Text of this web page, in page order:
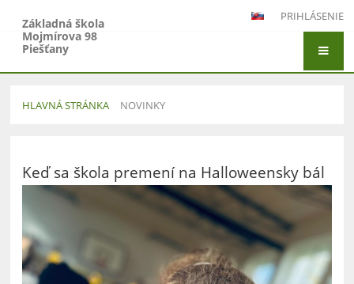
PRIHLÁSENIE
Základná škola
Mojmírova 98
Piešťany
HLAVNÁ STRÁNKA NOVINKY
Keď sa škola premení na Halloweensky bál